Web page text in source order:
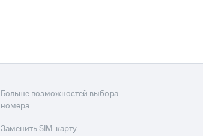
Больше возможностей выбора
номера
Заменить SIM-карту